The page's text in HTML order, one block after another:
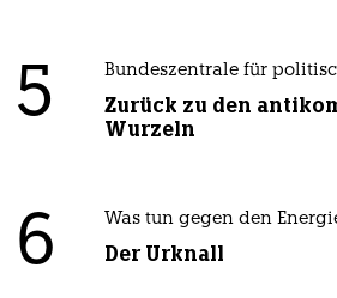
5 Bundeszentrale für
Zurück zu den
Wurzeln
6 Was tun gegen den
Der Urknall